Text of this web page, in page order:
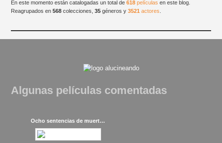
En este momento están catalogadas un total de618 películas en este blog.
Reagrupados en568 colecciones,35 géneros y3521 actores
Algunas películas comentadas
Ocho sentencias de muerte (1949)